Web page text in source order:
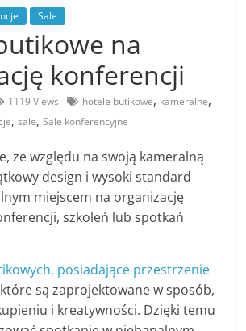
Sale
na
konferencji
1119 Views hotele butikowe, kameralne,
,sale,Sale konferencyjne
ze względu na swoją kameralną
design i wysoki standard
miejscem na organizację
szkoleń lub spotkań
posiadające przestrzenie
są zaprojektowane w sposób,
i kreatywności. Dzięki temu